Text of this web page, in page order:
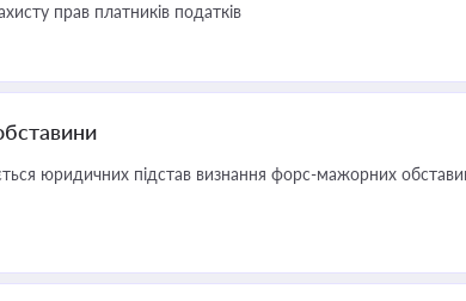
прав платників податків
юридичних підстав визнання форс-мажорних обставин